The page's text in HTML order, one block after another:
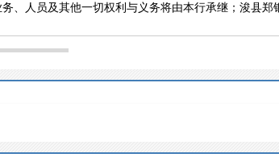
、人员及其他一切权利与义务将由本行承继；浚县郑